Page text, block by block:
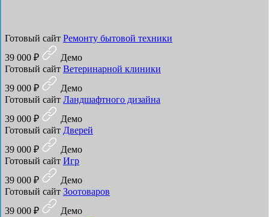
Готовый сайт Ремонту бытовой техники
39 000 ₽
Демо
Готовый сайт Ветеринарной клиники
39 000 ₽
Демо
Готовый сайт Ландшафтного дизайна
39 000 ₽
Демо
Готовый сайт Дверей
39 000 ₽
Демо
Готовый сайт Игр
39 000 ₽
Демо
Готовый сайт Зоотоваров
39 000 ₽
Демо